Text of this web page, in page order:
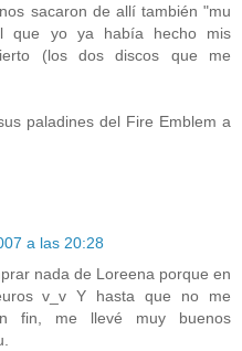
sacaron de allí también "mu
que yo ya había hecho mis
(los dos discos que me
paladines del Fire Emblem a
a las 20:28
nada de Loreena porque en
v_v Y hasta que no me
fin, me llevé muy buenos